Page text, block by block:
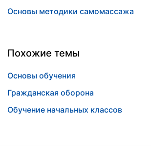
Основы методики самомассажа
Похожие темы
Основы обучения
Гражданская оборона
Обучение начальных классов